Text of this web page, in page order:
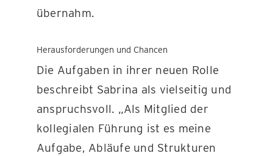
übernahm.
Herausforderungen und Chancen
Die Aufgaben in ihrer neuen Rolle
beschreibt Sabrina als vielseitig und
anspruchsvoll. „Als Mitglied der
kollegialen Führung ist es meine
Aufgabe, Abläufe und Strukturen